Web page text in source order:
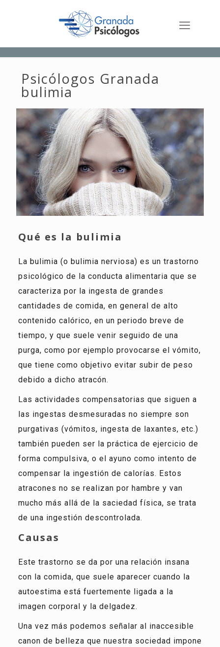
Psicólogos Granada
bulimia
Qué es la bulimia
La bulimia (o bulimia nerviosa) es un trastorno
psicológico de la conducta alimentaria que se
caracteriza por la ingesta de grandes
cantidades de comida, en general de alto
contenido calórico, en un periodo breve de
tiempo, y que suele venir seguido de una
purga, como por ejemplo provocarse el vómito,
que tiene como objetivo evitar subir de peso
debido a dicho atracón.
Las actividades compensatorias que siguen a
las ingestas desmesuradas no siempre son
purgativas (vómitos, ingesta de laxantes, etc.)
también pueden ser la práctica de ejercicio de
forma compulsiva, o el ayuno como intento de
compensar la ingestión de calorías. Estos
atracones no se realizan por hambre y van
mucho más allá de la saciedad física, se trata
de una ingestión descontrolada.
Causas
Este trastorno se da por una relación insana
con la comida, que suele aparecer cuando la
autoestima está fuertemente ligada a la
imagen corporal y la delgadez.
Una vez más podemos señalar al inaccesible
canon de belleza que nuestra sociedad impone